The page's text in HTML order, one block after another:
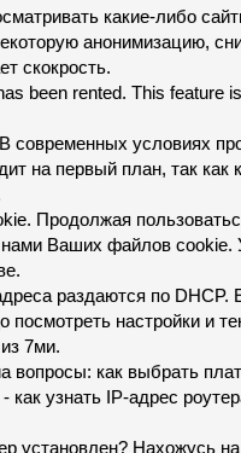
какие-либо
анонимизацию,
скокрость.
been rented. This feature
современных условиях
на первый план, так как
Продолжая
нами Ваших файлов
раздаются по DHCP.
посмотреть настройки и
7ми.
вопросы: как выбрать
узнать IP-адрес
установлен? Нахожусь